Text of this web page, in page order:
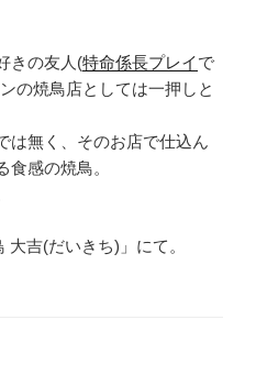
きの友人(特命係長プレイで
の焼鳥店としては一押しと
は無く、そのお店で仕込ん
感の焼鳥。
吉(だいきち)」にて。